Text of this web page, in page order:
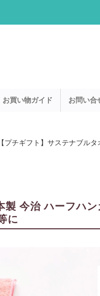
お買い物ガイド お問い合
【プチギフト】サステナブル
製 今治 ハーフハ
に